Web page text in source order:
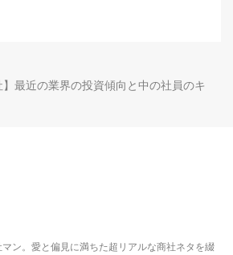
】最近の業界の投資傾向と中の社員のキ
ン。愛と偏見に満ちた超リアルな商社ネタを綴